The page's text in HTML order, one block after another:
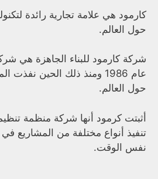
كارمود هي علامة تجارية رائدة
حول العالم.
شركة كارمود للبناء الجاهزة هي
حول العالم.
أثبتت كرمود أنها شركة منظمة
تنفيذ أنواع مختلفة من المشاريع
نفس الوقت.